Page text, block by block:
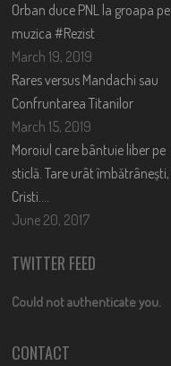
Orban duce PNL la groapa pe
muzica #Rezist
March 19, 2019
Rares versus Mandachi sau
Confruntarea Titanilor
March 15, 2019
Moroiul care bântuie liber pe
sticlă. Tare urât îmbătrânești,
Cristi….
June 20, 2017
TWITTER FEED
Could not authenticate you.
CONTACT